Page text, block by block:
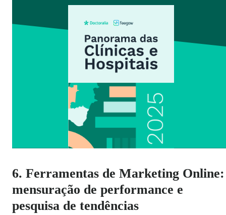
6. Ferramentas de Marketing Online:
mensuração de performance e
pesquisa de tendências